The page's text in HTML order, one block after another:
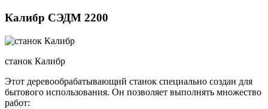
Калибр СЭДМ 2200
станок Калибр
Этот деревообрабатывающий станок специально создан для
бытового использования. Он позволяет выполнять множество
работ: